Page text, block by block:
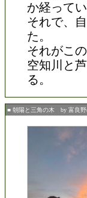
か経って
それで、
た。
それがこの
空知川と
る。
■ 朝陽と三角の木 by 富良野